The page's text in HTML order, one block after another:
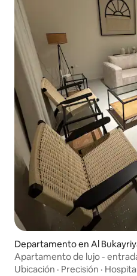
Departamento en Al
Apartamento de lujo -
Ubicación · Precisión ·